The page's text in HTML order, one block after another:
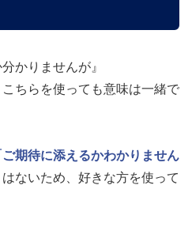
かりませんが』
ちらを使っても意味は一緒で
ご期待に添えるかわかりません
ないため、好きな方を使って